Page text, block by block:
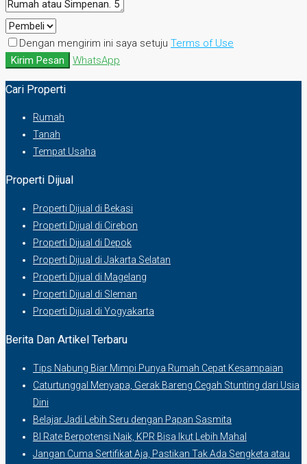
Dengan mengirim ini saya setuju Terms of Use
Kirim Pesan
WhatsApp
Cari Properti
Rumah
Tanah
Tempat Usaha
Properti Dijual
Properti Dijual di Bekasi
Properti Dijual di Cirebon
Properti Dijual di Depok
Properti Dijual di Jakarta Selatan
Properti Dijual di Magelang
Properti Dijual di Sleman
Properti Dijual di Yogyakarta
Berita Dan Artikel Terbaru
Tips Nabung Biar Mimpi Punya Rumah Cepat Kesampaian
Caturtunggal Menyapa, Gerak Bareng Cegah Stunting dari Usia
Dini
Belajar Jadi Lebih Seru dengan Papan Sasmita
BI Rate Berpotensi Naik, KPR Bisa Ikut Lebih Mahal
Jangan Cuma Sertifikat Aja, Pastikan Tak Ada Sengketa atau